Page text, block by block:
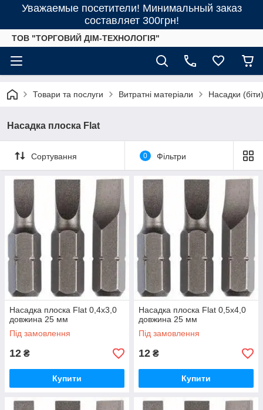
Уважаемые посетители! Минимальный заказ
составляет 300грн!
ТОВ "ТОРГОВИЙ ДІМ-ТЕХНОЛОГІЯ"
Товари та послуги Витратні матеріали Насадки
Насадка плоска Flat
Сортування 0 Фільтри
Насадка плоска Flat 0,4х3,0
довжина 25 мм
Під замовлення
12 ₴
Купити
Насадка плоска Flat 0,5х4,0
довжина 25 мм
Під замовлення
12 ₴
Купити